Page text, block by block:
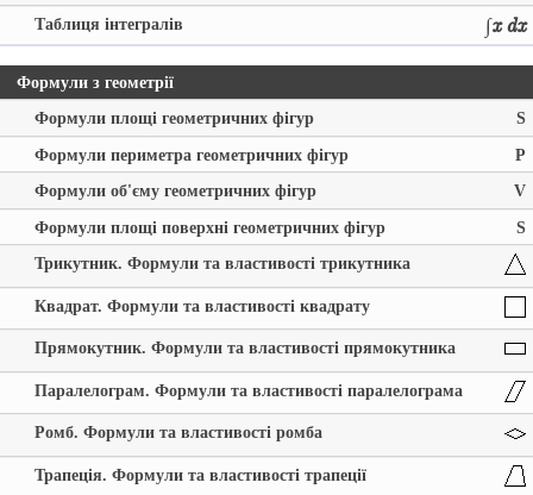
Таблиця інтегралів
∫x dx
Формули з геометрії
Формули площі геометричних фігур
S
Формули периметра геометричних фігур
P
Формули об'єму геометричних фігур
V
Формули площі поверхні геометричних фігур
S
Трикутник. Формули та властивості трикутника
Квадрат. Формули та властивості квадрату
Прямокутник. Формули та властивості прямокутника
Паралелограм. Формули та властивості паралелограма
Ромб. Формули та властивості ромба
Трапеція. Формули та властивості трапеції